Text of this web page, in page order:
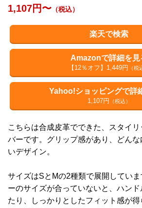
1,107円〜 （税込）
楽天で検索
Amazonで詳細を見
【12％オフ】1,449円 （税
Yahoo!ショッピングで詳
1,107円 （税込）
こちらは合成皮革でできた、スタイ
バーです。グリップ感があり、どん
いデザイン。
サイズはSとMの2種類で展開してい
ーのサイズが合っていないと、ハン
たり、しっかりとしたフィット感が得